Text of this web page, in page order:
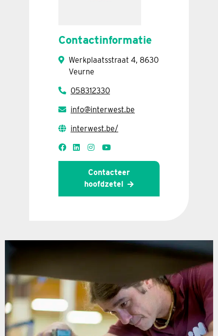
Contactinformatie
Werkplaatsstraat 4, 8630
Veurne
058312330
info@interwest.be
interwest.be/
Contacteer
hoofdzetel